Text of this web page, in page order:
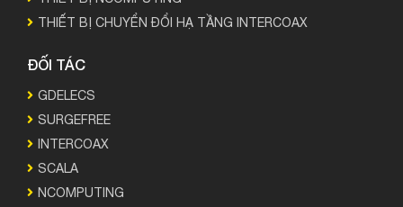
THIẾT BỊ CHUYỂN ĐỔI HẠ TẦNG INTERCOAX
ĐỐI TÁC
GDELECS
SURGEFREE
INTERCOAX
SCALA
NCOMPUTING